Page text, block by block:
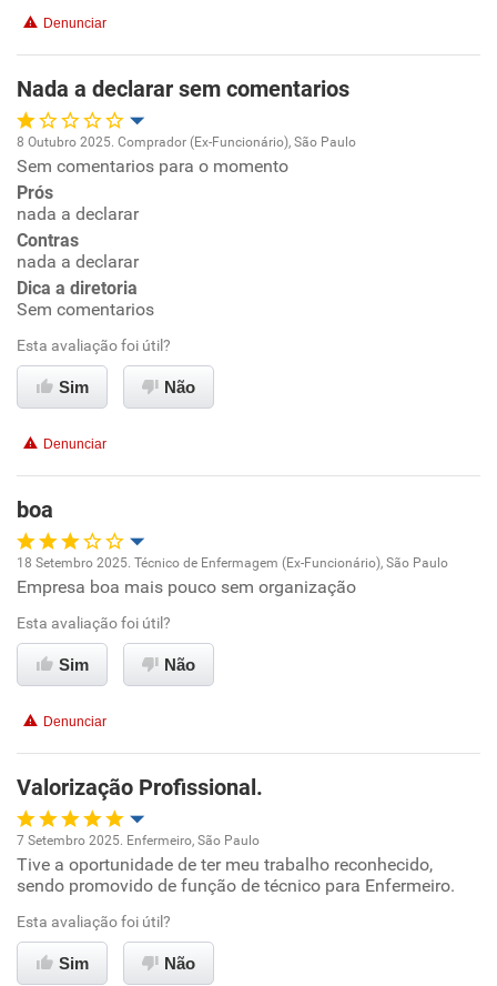
Denunciar
Nada a declarar sem comentarios
Oportunidade de promoção
Ambiente de trabalho
Conciliação com a vida familiar
Não recomenda esta empresa
8 Outubro 2025. Comprador (Ex-Funcionário), São Paulo
Sem comentarios para o momento
Prós
nada a declarar
Contras
nada a declarar
Dica a diretoria
Sem comentarios
Esta avaliação foi útil?
Sim Não
Denunciar
boa
Oportunidade de promoção
Ambiente de trabalho
Benefícios
Recomenda esta empresa
Recomenda a diretoria
18 Setembro 2025. Técnico de Enfermagem (Ex-Funcionário), São Paulo
Empresa boa mais pouco sem organização
Esta avaliação foi útil?
Sim Não
Denunciar
Valorização Profissional.
Oportunidade de promoção
Ambiente de trabalho
Conciliação com a vida familiar
7 Setembro 2025. Enfermeiro, São Paulo
Tive a oportunidade de ter meu trabalho reconhecido,
sendo promovido de função de técnico para Enfermeiro.
Esta avaliação foi útil?
Sim Não